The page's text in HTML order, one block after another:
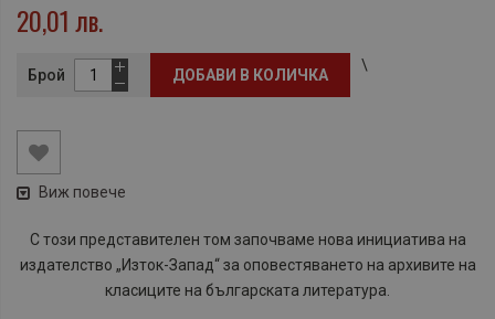
20,01 лв.
Брой ДОБАВИ В КОЛИЧКА
\
Виж повече
С този представителен том започваме нова инициатива на
издателство „Изток-Запад“ за оповестяването на архивите на
класиците на българската литература.